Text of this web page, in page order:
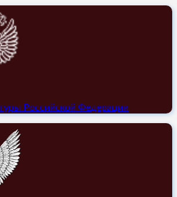
Российской Федерации